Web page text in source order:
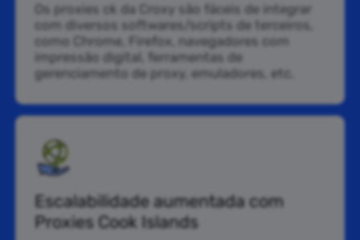
Os proxies ck da Croxy são fáceis de integrar
com diversos softwares/scripts de terceiros,
como Chrome, Firefox, navegadores com
impressão digital, ferramentas de
gerenciamento de proxy, emuladores, etc.
Escalabilidade aumentada com
Proxies Cook Islands